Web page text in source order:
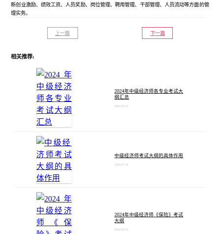
新创业激励、绩效工资、人员奖励、岗位管理、聘用管理、干部管理、人员流动等方面的管
理实务。
上一篇 下一篇
相关推荐:
2024年中级经济师各专业考试大
纲汇总
2024-05-13
中级经济师考试大纲的具体作用
2024-07-04
2024年中级经济师《保险》考试
大纲
2024-05-13